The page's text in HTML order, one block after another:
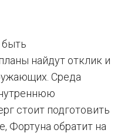
найдут отклик и
Среда
стоит подготовить
Фортуна обратит на